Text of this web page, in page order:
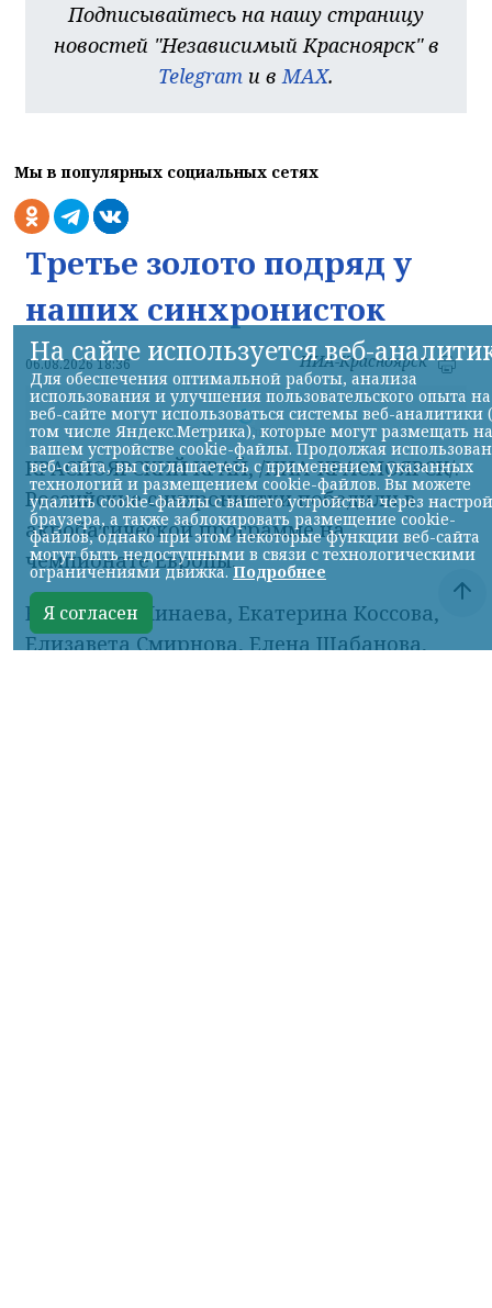
Подписывайтесь на нашу страницу
новостей "Независимый Красноярск" в
Telegram и вMAX.
Мы в популярных социальных сетях
Третье золото подряд у
наших синхронисток
06.08.2026 18:36 НИА-Красноярск
Фото ТГ-канала "Спецоперация Z"
КРАСНОЯРСКИЙ КРАЙ, /НИА-КРАСНОЯРСК/.
Российские синхронистки победили в
акробатической программе на
чемпионате Европы.
Елизавета Минаева, Екатерина Коссова,
Елизавета Смирнова, Елена Шабанова,
На сайте используется веб-
Для обеспечения оптимальной работы, анализа
использования и улучшения пользовательского опыта на
веб-сайте могут использоваться системы веб-аналитики
том числе Яндекс.Метрика), которые могут размещать на
вашем устройстве cookie-файлы. Продолжая
веб-сайта, вы соглашаетесь с применением указанных
технологий и размещением cookie-файлов. Вы можете
удалить cookie-файлы с вашего устройства через
браузера, а также заблокировать размещение cookie-
файлов, однако при этом некоторые функции веб-сайта
могут быть недоступными в связи с технологическими
ограничениями движка.Подробнее
Я согласен